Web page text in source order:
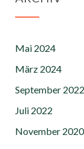
Mai 2024
März 2024
September 2022
Juli 2022
November 2020